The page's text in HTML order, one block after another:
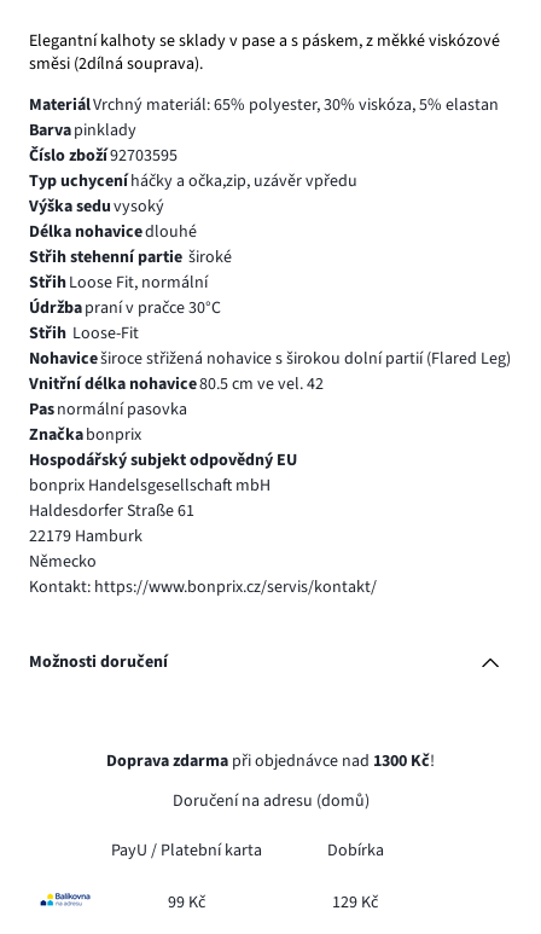
Elegantní kalhoty se sklady v pase a s páskem, z měkké viskózové
směsi (2dílná souprava).
MateriálVrchný materiál: 65% polyester, 30% viskóza, 5% elastan
Barvapinklady
Číslo zboží92703595
Typ uchyceníháčky a očka,zip, uzávěr vpředu
Výška seduvysoký
Délka nohavicedlouhé
Střih stehenní partie široké
StřihLoose Fit, normální
Údržbapraní v pračce 30°C
Střih Loose-Fit
Nohaviceširoce střižená nohavice s širokou dolní partií (Flared Leg)
Vnitřní délka nohavice80.5 cm ve vel. 42
Pasnormální pasovka
Značkabonprix
Hospodářský subjekt odpovědný EU
bonprix Handelsgesellschaft mbH
Haldesdorfer Straße 61
22179 Hamburk
Německo
Kontakt: https://www.bonprix.cz/servis/kontakt/
Možnosti doručení
Doprava zdarma při objednávce nad 1300 Kč!
Doručení na adresu (domů)
PayU / Platební karta Dobírka
99 Kč 129 Kč